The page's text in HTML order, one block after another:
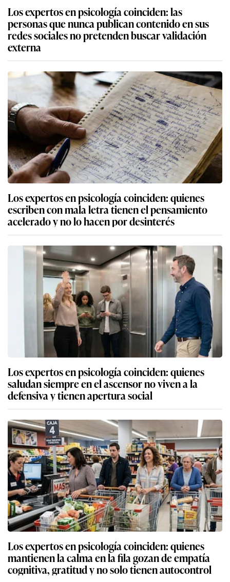
Los expertos en psicología coinciden: las
personas que nunca publican contenido en sus
redes sociales no pretenden buscar validación
externa
Los expertos en psicología coinciden: quienes
escriben con mala letra tienen el pensamiento
acelerado y no lo hacen por desinterés
Los expertos en psicología coinciden: quienes
saludan siempre en el ascensor no viven a la
defensiva y tienen apertura social
Los expertos en psicología coinciden: quienes
mantienen la calma en la fila gozan de empatía
cognitiva, gratitud y no solo tienen autocontrol